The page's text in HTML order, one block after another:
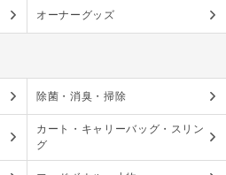
オーナーグッズ
除菌・消臭・掃除
カート・キャリーバッグ・スリン
グ